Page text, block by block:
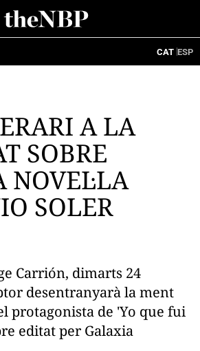
CAT ESP
A LA
SOBRE
SOLER
Carrión, dimarts 24
desentranyarà la ment
protagonista de 'Yo que fui
editat per Galaxia